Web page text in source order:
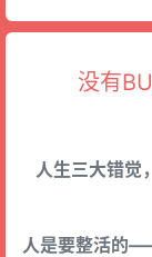
没有
人生三大错觉
人是要整活的